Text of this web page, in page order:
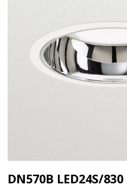
DN570B LED24S/830